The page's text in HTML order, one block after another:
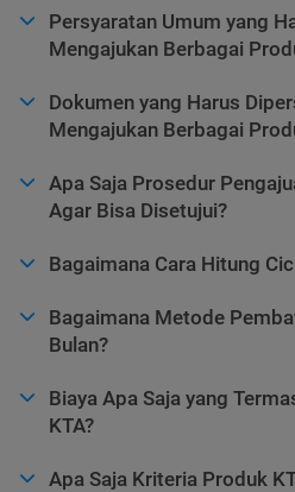
Persyaratan Umum yang
Mengajukan Berbagai
Dokumen yang Harus
Mengajukan Berbagai
Apa Saja Prosedur
Agar Bisa Disetujui?
Bagaimana Cara Hitung
Bagaimana Metode
Bulan?
Biaya Apa Saja yang
KTA?
Apa Saja Kriteria Produk